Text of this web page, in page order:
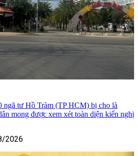
ngã tư Hồ Tràm (TP HCM) bị cho là
mong được xem xét toàn diện kiến nghị
2026